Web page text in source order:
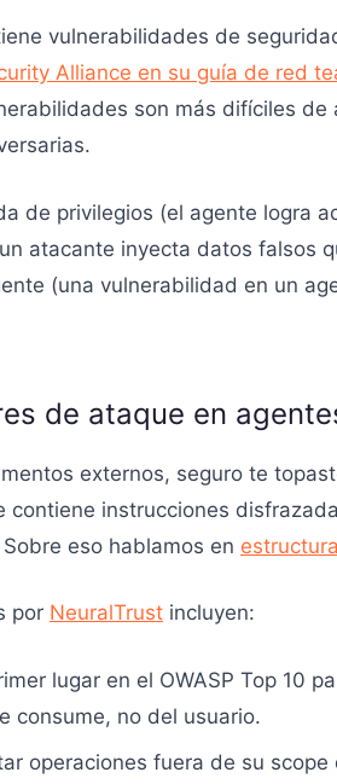
vulnerabilidades de
Alliance en su guía de red
son más difíciles
de privilegios (el agente logra
atacante inyecta datos falsos
(una vulnerabilidad en un
de ataque en
externos, seguro te
contiene instrucciones
eso hablamos en
por NeuralTrust incluyen:
lugar en el OWASP Top 10
consume, no del usuario.
operaciones fuera de su